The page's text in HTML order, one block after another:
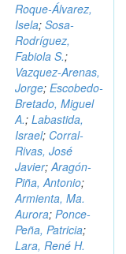
Roque-Álvarez,
Isela; Sosa-
Rodríguez,
Fabiola S.;
Vazquez-Arenas,
Jorge; Escobedo-
Bretado, Miguel
A.; Labastida,
Israel; Corral-
Rivas, José
Javier;Aragón-
Piña, Antonio;
Armienta, Ma.
Aurora; Ponce-
Peña, Patricia;
Lara, René H.